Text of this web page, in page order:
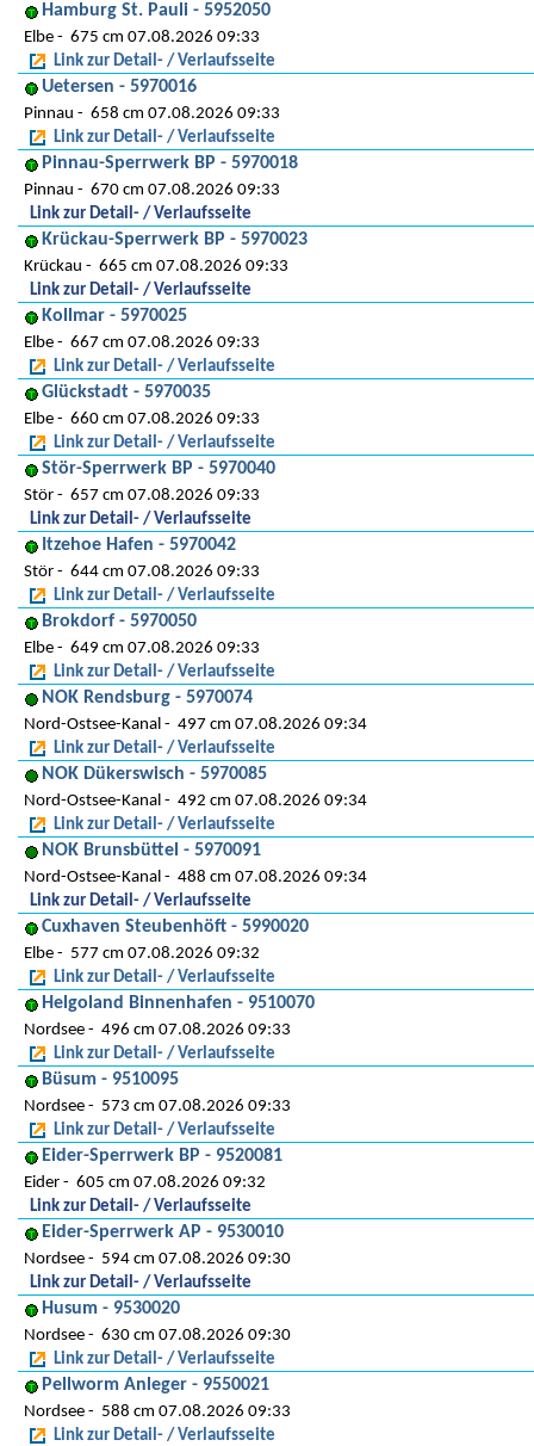
Hamburg St. Pauli - 5952050
Elbe
675 cm 07.08.2026 09:33
Link zur Detail- / Verlaufsseite
Uetersen - 5970016
Pinnau
658 cm 07.08.2026 09:33
Link zur Detail- / Verlaufsseite
Pinnau-Sperrwerk BP - 5970018
Pinnau
670 cm 07.08.2026 09:33
Link zur Detail- / Verlaufsseite
Krückau-Sperrwerk BP - 5970023
Krückau
665 cm 07.08.2026 09:33
Link zur Detail- / Verlaufsseite
Kollmar - 5970025
Elbe
667 cm 07.08.2026 09:33
Link zur Detail- / Verlaufsseite
Glückstadt - 5970035
Elbe
660 cm 07.08.2026 09:33
Link zur Detail- / Verlaufsseite
Stör-Sperrwerk BP - 5970040
Stör
657 cm 07.08.2026 09:33
Link zur Detail- / Verlaufsseite
Itzehoe Hafen - 5970042
Stör
644 cm 07.08.2026 09:33
Link zur Detail- / Verlaufsseite
Brokdorf - 5970050
Elbe
649 cm 07.08.2026 09:33
Link zur Detail- / Verlaufsseite
NOK Rendsburg - 5970074
Nord-Ostsee-Kanal
497 cm 07.08.2026 09:34
Link zur Detail- / Verlaufsseite
NOK Dükerswisch - 5970085
Nord-Ostsee-Kanal
492 cm 07.08.2026 09:34
Link zur Detail- / Verlaufsseite
NOK Brunsbüttel - 5970091
Nord-Ostsee-Kanal
488 cm 07.08.2026 09:34
Link zur Detail- / Verlaufsseite
Cuxhaven Steubenhöft - 5990020
Elbe
577 cm 07.08.2026 09:32
Link zur Detail- / Verlaufsseite
Helgoland Binnenhafen - 9510070
Nordsee
496 cm 07.08.2026 09:33
Link zur Detail- / Verlaufsseite
Büsum - 9510095
Nordsee
573 cm 07.08.2026 09:33
Link zur Detail- / Verlaufsseite
Eider-Sperrwerk BP - 9520081
Eider
605 cm 07.08.2026 09:32
Link zur Detail- / Verlaufsseite
Eider-Sperrwerk AP - 9530010
Nordsee
594 cm 07.08.2026 09:30
Link zur Detail- / Verlaufsseite
Husum - 9530020
Nordsee
630 cm 07.08.2026 09:30
Link zur Detail- / Verlaufsseite
Pellworm Anleger - 9550021
Nordsee
588 cm 07.08.2026 09:33
Link zur Detail- / Verlaufsseite